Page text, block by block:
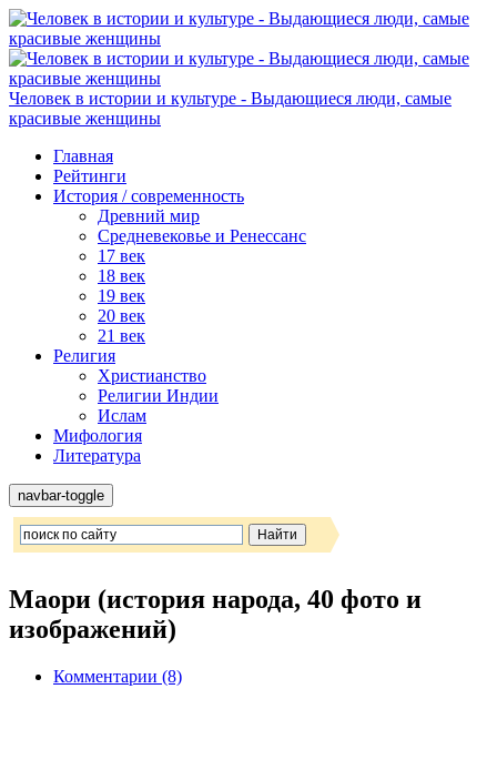
Человек в истории и культуре - Выдающиеся люди, самые
красивые женщины
Главная
Рейтинги
История / современность
Древний мир
Средневековье и Ренессанс
17 век
18 век
19 век
20 век
21 век
Религия
Христианство
Религии Индии
Ислам
Мифология
Литература
navbar-toggle
Маори (история народа, 40 фото и
изображений)
Комментарии (8)